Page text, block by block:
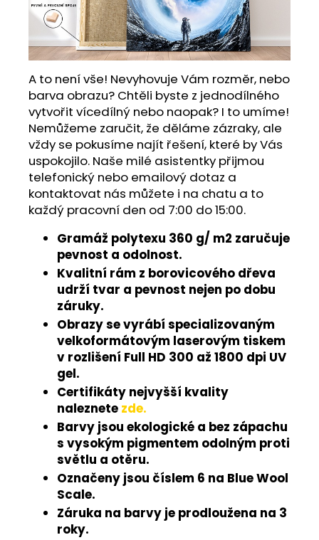
A to není vše! Nevyhovuje Vám rozměr, nebo
barva obrazu? Chtěli byste z jednodílného
vytvořit vícedílný nebo naopak? I to umíme!
Nemůžeme zaručit, že děláme zázraky, ale
vždy se pokusíme najít řešení, které by Vás
uspokojilo. Naše milé asistentky přijmou
telefonický nebo emailový dotaz a
kontaktovat nás můžete i na chatu a to
každý pracovní den od 7:00 do 15:00.
Gramáž polytexu 360 g/ m2 zaručuje
pevnost a odolnost.
Kvalitní rám z borovicového dřeva
udrží tvar a pevnost nejen po dobu
záruky.
Obrazy se vyrábí specializovaným
velkoformátovým laserovým tiskem
v rozlišení Full HD 300 až 1800 dpi UV
gel.
Certifikáty nejvyšší kvality
naleznete zde.
Barvy jsou ekologické a bez zápachu
s vysokým pigmentem odolným proti
světlu a otěru.
Označeny jsou číslem 6 na Blue Wool
Scale.
Záruka na barvy je prodloužena na 3
roky.